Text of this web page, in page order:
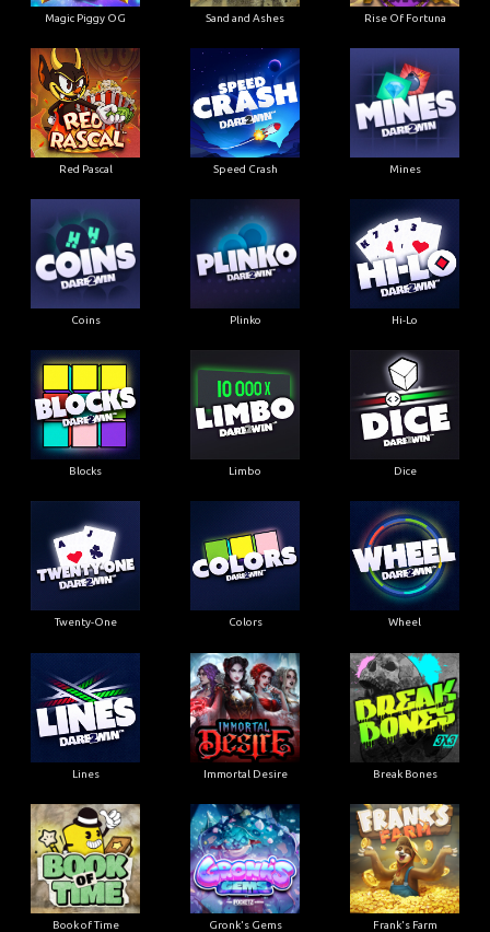
Magic Piggy OG Sand and Ashes Rise Of Fortuna
Red Pascal Speed Crash Mines
Coins Plinko Hi-Lo
Blocks Limbo Dice
Twenty-One Colors Wheel
Lines Immortal Desire Break Bones
Book of Time Gronk's Gems Frank's Farm